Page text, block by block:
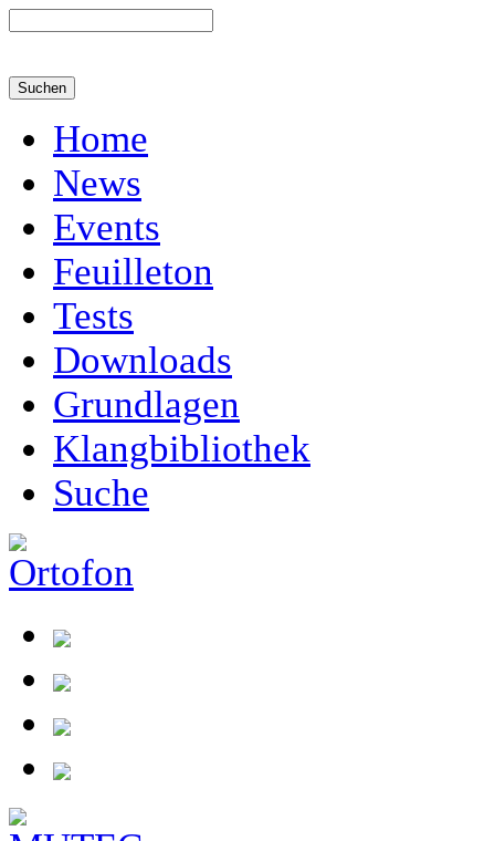
Home
News
Events
Feuilleton
Tests
Downloads
Grundlagen
Klangbibliothek
Suche